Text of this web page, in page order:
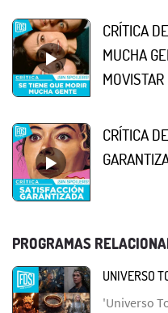
CRÍTICA
MUCHA
CRÍTICA
PROGRAMAS
UNIVERSO
'Universo